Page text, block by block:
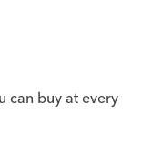
can buy at every